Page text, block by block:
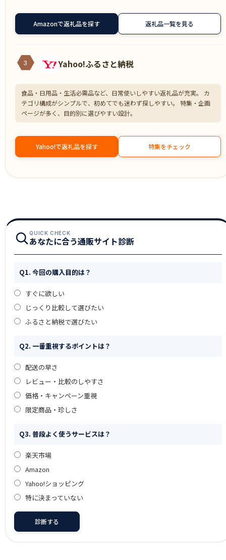
Amazonで返礼品を探す 返礼品一覧を見る
3 Yahoo!ふるさと納税
食品・日用品・生活必需品など、日常使いしやすい返礼品が充実。 カ
テゴリ構成がシンプルで、初めてでも迷わず探しやすい。 特集・企画
ページが多く、目的別に選びやすい設計。
Yahoo!で返礼品を探す 特集をチェック
QUICK CHECK
あなたに合う通販サイト診断
Q1. 今回の購入目的は？
すぐに欲しい
じっくり比較して選びたい
ふるさと納税で選びたい
Q2. 一番重視するポイントは？
配送の早さ
レビュー・比較のしやすさ
価格・キャンペーン重視
限定商品・珍しさ
Q3. 普段よく使うサービスは？
楽天市場
Amazon
Yahoo!ショッピング
特に決まっていない
診断する